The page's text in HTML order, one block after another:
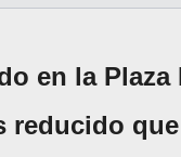
en la
reducido